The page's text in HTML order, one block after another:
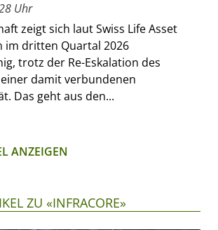
Uhr
zeigt sich laut Swiss Life Asset
im dritten Quartal 2026
trotz der Re-Eskalation des
damit verbundenen
Das geht aus den...
ANZEIGEN
ZU «INFRACORE»